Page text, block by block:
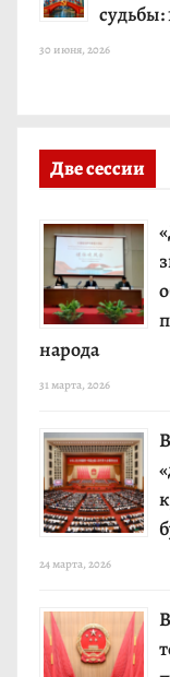
судьбы:
30 июня, 2026
Две сессии
народа
31 марта, 2026
24 марта, 2026